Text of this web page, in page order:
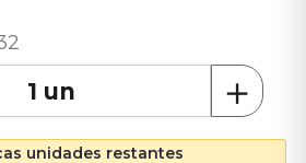
＋
unidades restantes